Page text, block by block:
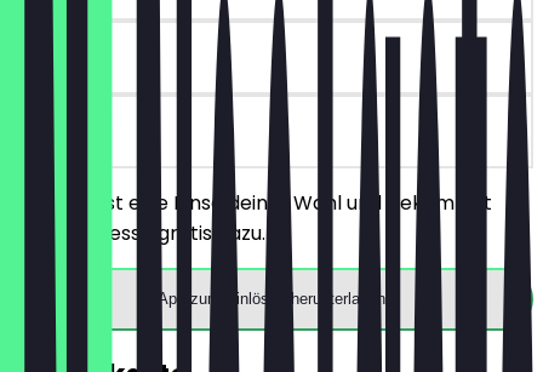
vor Ort
Du bestellst eine Pinsa deiner Wahl und bekommst
einen Espresso gratis dazu.
App zum Einlösen herunterladen